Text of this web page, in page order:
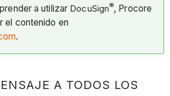
a utilizar DocuSign®, Procore
el contenido en
.
A TODOS LOS